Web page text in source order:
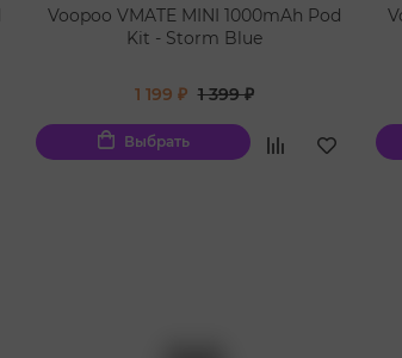
Voopoo VMATE MINI 1000mAh Pod
Kit - Storm Blue
1 199 ₽ 1 399 ₽
Выбрать